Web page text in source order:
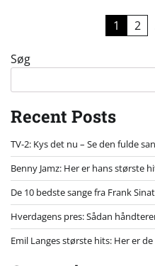
Indlægsinddeling
1 2
Søg
Recent Posts
TV-2: Kys det nu – Se den fulde
Benny Jamz: Her er hans største
De 10 bedste sange fra Frank
Hverdagens pres: Sådan
Emil Langes største hits: Her er